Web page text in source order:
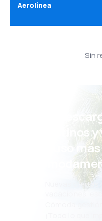
Aerolínea
Sin
¡Eh!
eDestinos
incluso más
Nuevas
vacaciones,
Cómoda
¡Todo lo que